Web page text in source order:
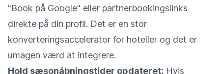
"Book på Google" eller partnerbookingslinks
direkte på din profil. Det er en stor
konverteringsaccelerator for hoteller og det er
umagen værd at integrere.
Hold sæsonåbningstider opdateret: Hvis